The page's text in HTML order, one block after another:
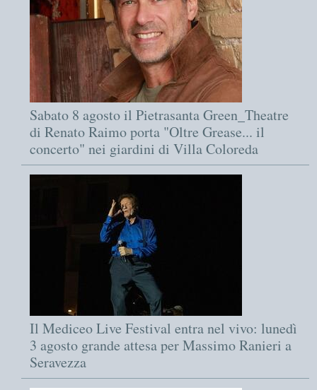
Sabato 8 agosto il Pietrasanta Green_Theatre
di Renato Raimo porta "Oltre Grease... il
concerto" nei giardini di Villa Coloreda
Il Mediceo Live Festival entra nel vivo: lunedì
3 agosto grande attesa per Massimo Ranieri a
Seravezza